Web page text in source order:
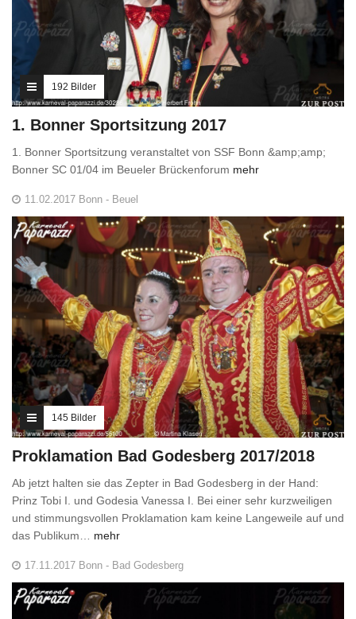
192 Bilder
1. Bonner Sportsitzung 2017
1. Bonner Sportsitzung veranstaltet von SSF Bonn &amp;amp;
Bonner SC 01/04 im Beueler Brückenforum mehr
11.02.2017 Bonn - Beuel
145 Bilder
Proklamation Bad Godesberg 2017/2018
Ab jetzt halten sie das Zepter in Bad Godesberg in der Hand:
Prinz Tobi I. und Godesia Vanessa I. Bei einer sehr kurzweiligen
und stimmungsvollen Proklamation kam keine Langeweile auf und
das Publikum… mehr
17.11.2017 Bonn - Bad Godesberg